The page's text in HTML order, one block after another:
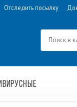
Отследить посылку